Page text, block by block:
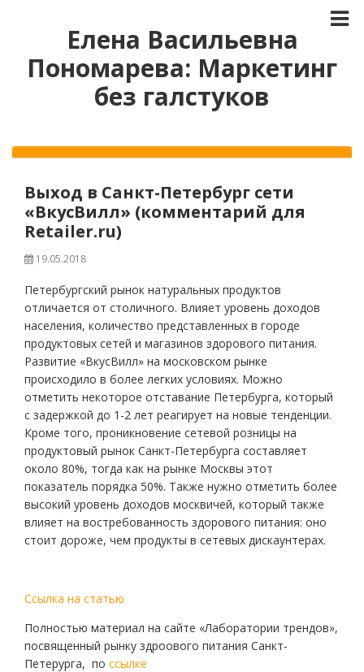
Елена Васильевна
Пономарева: Маркетинг
без галстуков
Выход в Санкт-Петербург сети
«ВкусВилл» (комментарий для
Retailer.ru)
19.05.2018
Петербургский рынок натуральных продуктов
отличается от столичного. Влияет уровень доходов
населения, количество представленных в городе
продуктовых сетей и магазинов здорового питания.
Развитие «ВкусВилл» на московском рынке
происходило в более легких условиях. Можно
отметить некоторое отставание Петербурга, который
с задержкой до 1-2 лет реагирует на новые тенденции.
Кроме того, проникновение сетевой розницы на
продуктовый рынок Санкт-Петербурга составляет
около 80%, тогда как на рынке Москвы этот
показатель порядка 50%. Также нужно отметить более
высокий уровень доходов москвичей, который также
влияет на востребованность здорового питания: оно
стоит дороже, чем продукты в сетевых дискаунтерах.
Ссылка на статью
Полностью материал на сайте «Лаборатории трендов»,
посвященный рынку здроового питания Санкт-
Петерурга, по ссылке